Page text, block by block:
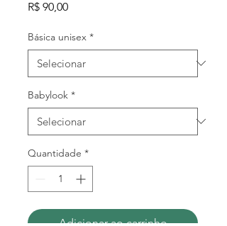
R$ 90,00Preço
Básica unisex *
Babylook *
Quantidade *
Adicionar ao carrinho